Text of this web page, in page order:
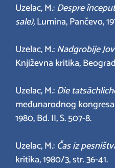
Uzelac, M.:Despre
sale),Lumina, Pančevo,
Uzelac, M.:Nadgrobije
Književna kritika,
Uzelac, M.:Die
međunarodnog
1980, Bd. II, S. 507-8.
Uzelac, M.: Čas iz
kritika, 1980/3, str. 36-41.